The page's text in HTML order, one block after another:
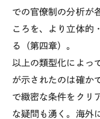
での官僚制の分析が
ころを、より立体的
る（第四章）。
以上の類型化によっ
が示されたのは確か
で緻密な条件をクリ
な疑問も湧く。海外